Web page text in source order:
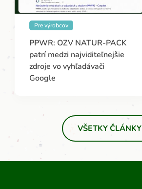
Pre výrobcov
PPWR: OZV NATUR-PACK
patrí medzi najviditeľnejšie
zdroje vo vyhľadávači
Google
VŠETKY ČLÁNKY